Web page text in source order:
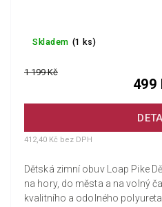
Skladem (1 ks)
412,40 Kč bez DPH
1 199 Kč
499
Dětská zimní obuv Loap Pike Dětské zimní boty Loap PIKE
na hory, do města a na volný
kvalitního a odolného